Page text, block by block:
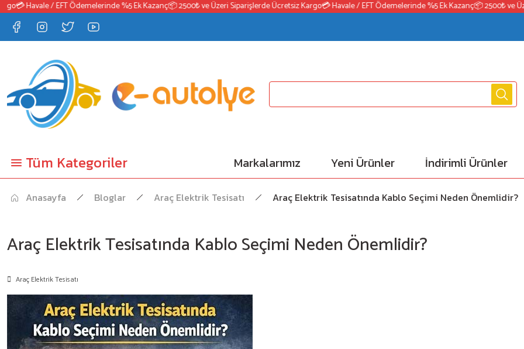
💳 Havale / EFT Ödemelerinde %5 Ek Kazanç📦 2500₺ ve Üzeri Siparişlerde Ücretsiz Kargo💳 Havale / EFT Ödemelerinde %5 Ek Kazanç📦 2500₺ ve Üzeri
Tüm Kategoriler Markalarımız Yeni Ürünler İndirimli Ürünler
Anasayfa Bloglar Araç Elektrik Tesisatı Araç Elektrik Tesisatında Kablo Seçimi Neden Önemlidir?
Araç Elektrik Tesisatında Kablo Seçimi Neden Önemlidir?
Araç Elektrik Tesisatı